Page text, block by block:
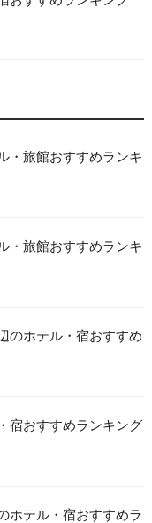
・旅館おすすめランキ
・旅館おすすめランキ
のホテル・宿おすすめ
宿おすすめランキング
ホテル・宿おすすめラ